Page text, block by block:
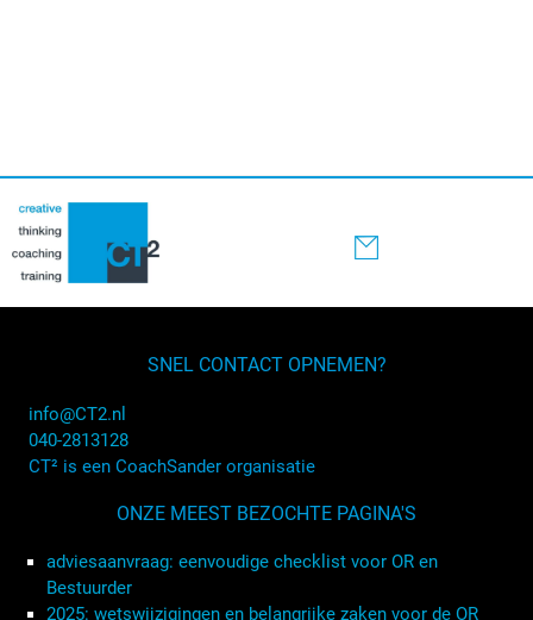
SNEL CONTACT OPNEMEN?
info@CT2.nl
040-2813128
CT² is een CoachSander organisatie
ONZE MEEST BEZOCHTE PAGINA'S
adviesaanvraag: eenvoudige checklist voor OR en
Bestuurder
2025: wetswijzigingen en belangrijke zaken voor de OR